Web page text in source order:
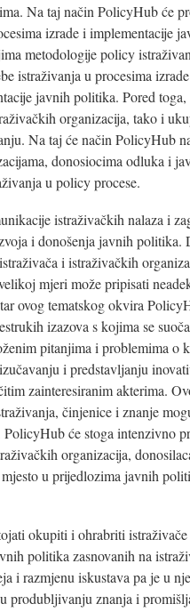
Na taj način PolicyHub će
izrade i implementacije
metodologije policy
istraživanja u procesima
javnih politika. Pored
organizacija, tako i
Na taj će način PolicyHub
donosiocima odluka i
u policy procese.
istraživačkih nalaza i
i donošenja javnih politika.
i istraživačkih
mjeri može pripisati
ovog tematskog okvira
izazova s kojima se
pitanjima i problemima o
i predstavljanju
zainteresiranim akterima.
činjenice i znanje
će stoga intenzivno
organizacija,
u prijedlozima javnih
okupiti i ohrabriti
politika zasnovanih na
i razmjenu iskustava pa je u
produbljivanju znanja i